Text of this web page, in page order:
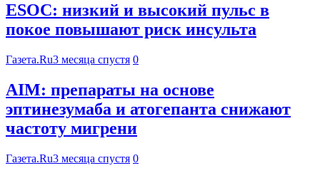
ESOC: низкий и высокий пульс в
покое повышают риск инсульта
Газета.Ru3 месяца спустя 0
AIM: препараты на основе
эптинезумаба и атогепанта снижают
частоту мигрени
Газета.Ru3 месяца спустя 0